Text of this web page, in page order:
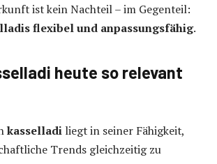
ist kein Nachteil – im Gegenteil:
sflexibel und anpassungsfähig.
heute so relevant
kasselladi liegt in seiner Fähigkeit,
Trends gleichzeitig zu